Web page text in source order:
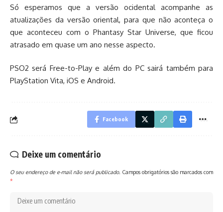
Só esperamos que a versão ocidental acompanhe as
atualizações da versão oriental, para que não aconteça o
que aconteceu com o Phantasy Star Universe, que ficou
atrasado em quase um ano nesse aspecto.
PSO2 será Free-to-Play e além do PC sairá também para
PlayStation Vita, iOS e Android.
Facebook
Deixe um comentário
O seu endereço de e-mail não será publicado. Campos obrigatórios são marcados com
*